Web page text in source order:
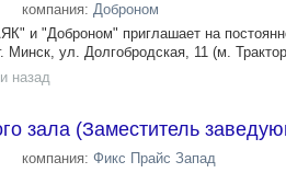
компания: Доброном
и "Доброном" приглашает на
Минск, ул. Долгобродская, 11 (м.
назад
зала (Заместитель
компания: Фикс Прайс Запад